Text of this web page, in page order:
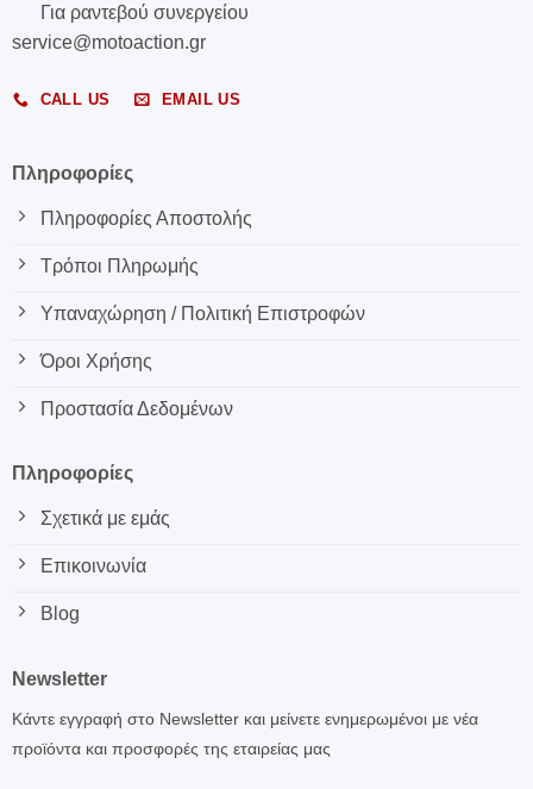
Για ραντεβού συνεργείου
service@motoaction.gr
CALL US EMAIL US
Πληροφορίες
Πληροφορίες Αποστολής
Τρόποι Πληρωμής
Υπαναχώρηση / Πολιτική Επιστροφών
Όροι Χρήσης
Προστασία Δεδομένων
Πληροφορίες
Σχετικά με εμάς
Επικοινωνία
Blog
Newsletter
Κάντε εγγραφή στο Newsletter και μείνετε ενημερωμένοι με νέα
προϊόντα και προσφορές της εταιρείας μας